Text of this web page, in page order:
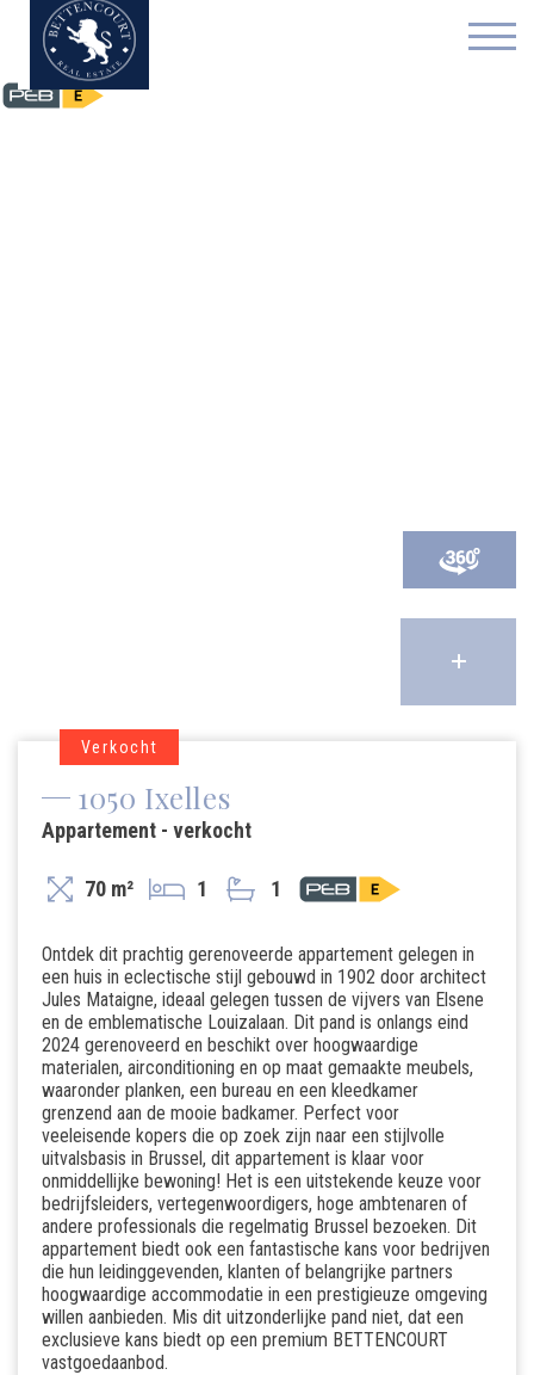
Verkocht
1050 Ixelles
Appartement - verkocht
70 m² 1 1
Ontdek dit prachtig gerenoveerde appartement gelegen in
een huis in eclectische stijl gebouwd in 1902 door architect
Jules Mataigne, ideaal gelegen tussen de vijvers van Elsene
en de emblematische Louizalaan. Dit pand is onlangs eind
2024 gerenoveerd en beschikt over hoogwaardige
materialen, airconditioning en op maat gemaakte meubels,
waaronder planken, een bureau en een kleedkamer
grenzend aan de mooie badkamer. Perfect voor
veeleisende kopers die op zoek zijn naar een stijlvolle
uitvalsbasis in Brussel, dit appartement is klaar voor
onmiddellijke bewoning! Het is een uitstekende keuze voor
bedrijfsleiders, vertegenwoordigers, hoge ambtenaren of
andere professionals die regelmatig Brussel bezoeken. Dit
appartement biedt ook een fantastische kans voor bedrijven
die hun leidinggevenden, klanten of belangrijke partners
hoogwaardige accommodatie in een prestigieuze omgeving
willen aanbieden. Mis dit uitzonderlijke pand niet, dat een
exclusieve kans biedt op een premium BETTENCOURT
vastgoedaanbod.